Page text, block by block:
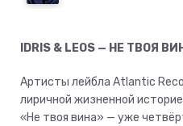
IDRIS & LEOS — НЕ ТВОЯ
Артисты лейбла Atlantic
лиричной жизненной
«Не твоя вина» — уже